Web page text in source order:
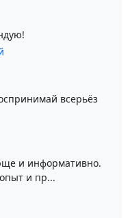
всерьёз
и информативно.
и пр...